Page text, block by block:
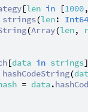
[len in [1000,
strings(len: Int64
(Array(len,
[data in strings]
hashCodeString(
= data.